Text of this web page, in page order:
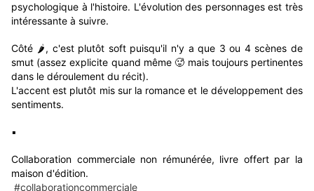
psychologique à l'histoire. L'évolution des personnages est très
intéressante à suivre.
Côté 🌶, c'est plutôt soft puisqu'il n'y a que 3 ou 4 scènes de
smut (assez explicite quand même 🥵 mais toujours pertinentes
dans le déroulement du récit).
L'accent est plutôt mis sur la romance et le développement des
sentiments.
▪
Collaboration commerciale non rémunérée, livre offert par la
maison d'édition.
#collaborationcommerciale